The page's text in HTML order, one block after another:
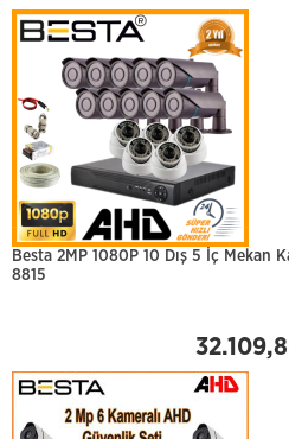
Besta 2MP 1080P 10 Dış 5 İç Mekan
8815